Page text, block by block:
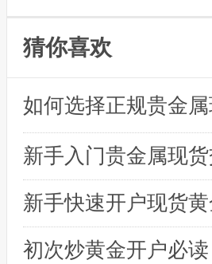
猜你喜欢
如何选择正规贵金属
新手入门贵金属现
初次炒黄金开户必